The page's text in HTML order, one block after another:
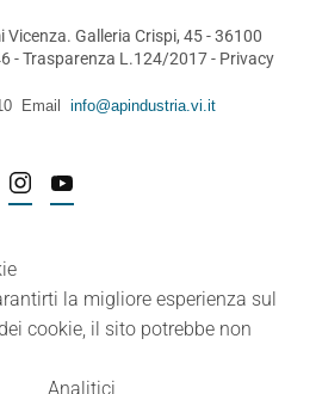
Galleria Crispi, 45 - 36100
-Trasparenza L.124/2017- Privacy
Email info@apindustria.vi.it
la migliore esperienza sul
cookie, il sito potrebbe non
Analitici